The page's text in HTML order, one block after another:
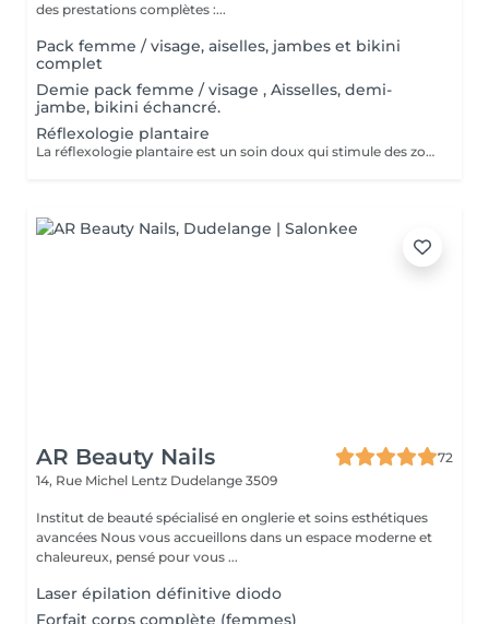
des prestations complètes :...
Pack femme / visage, aiselles, jambes et bikini
complet
Demie pack femme / visage , Aisselles, demi-
jambe, bikini échancré.
Réflexologie plantaire
La réflexologie plantaire est un soin doux qui stimule des zones précises du pied pour rééquilibrer le corps, apaiser le stress et libérer les tensions. Grâce à des pressions ciblées, elle favorise la détente profonde, améliore le sommeil, la circulation et le bien-être général. Un moment de relaxation totale, où le corps retrouve naturellement son harmonie
AR Beauty Nails
72
14, Rue Michel Lentz Dudelange 3509
Institut de beauté spécialisé en onglerie et soins esthétiques
avancées Nous vous accueillons dans un espace moderne et
chaleureux, pensé pour vous ...
Laser épilation définitive diodo
Forfait corps complète (femmes)